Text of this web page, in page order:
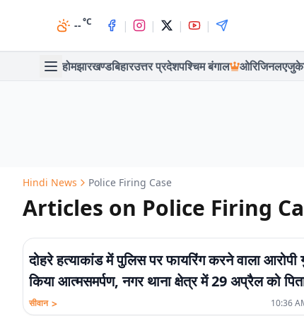
--°C | | | |
होमझारखण्डबिहारउत्तर प्रदेशपश्चिम बंगाल ओरिजिनल
Hindi News Police Firing Case
Articles on Police Firing
दोहरे हत्याकांड में पुलिस पर फायरिंग करने वाला
किया आत्मसमर्पण, नगर थाना क्षेत्र में 29 अप्रैल को
की हुई थी हत्या
सीवान > 10:36